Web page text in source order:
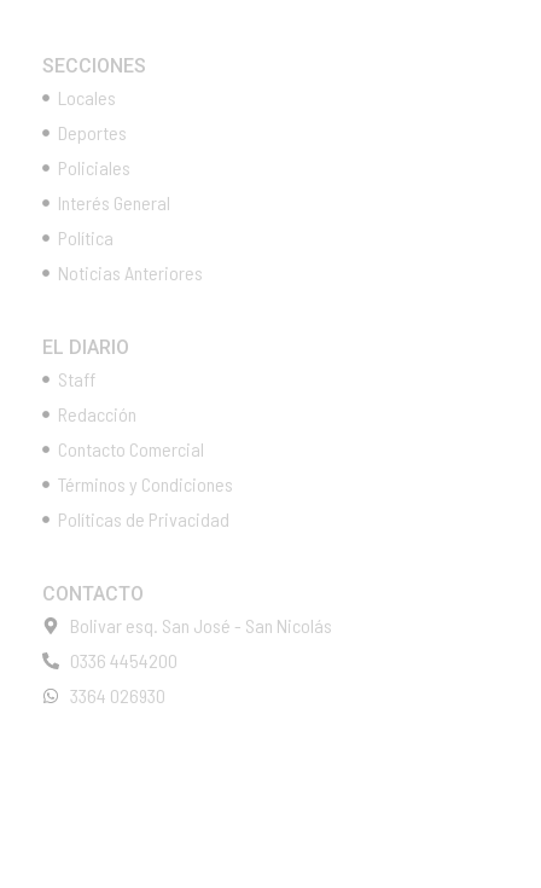
SECCIONES
Locales
Deportes
Policiales
Interés General
Política
Noticias Anteriores
EL DIARIO
Staff
Redacción
Contacto Comercial
Términos y Condiciones
Políticas de Privacidad
CONTACTO
Bolivar esq. San José - San Nicolás
0336 4454200
3364 026930